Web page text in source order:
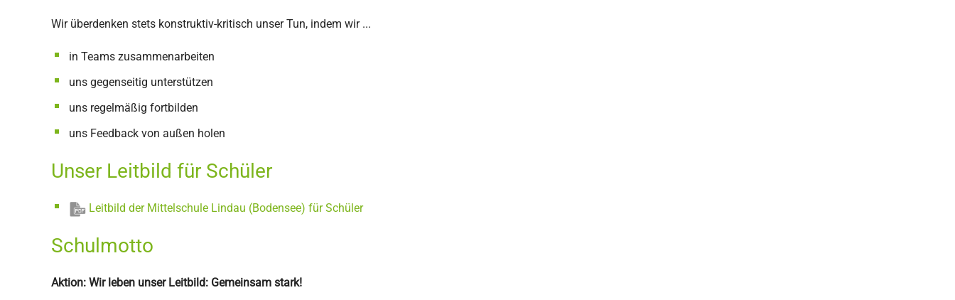
Wir überdenken stets konstruktiv-kritisch unser Tun, indem wir ...
in Teams zusammenarbeiten
uns gegenseitig unterstützen
uns regelmäßig fortbilden
uns Feedback von außen holen
Unser Leitbild für Schüler
Leitbild der Mittelschule Lindau (Bodensee) für Schüler
Schulmotto
Aktion: Wir leben unser Leitbild: Gemeinsam stark!